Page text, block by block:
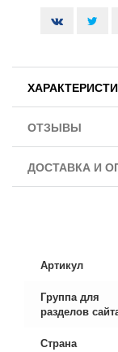
ОТЗЫВЫ
ДОСТАВКА И
Артикул
Группа для
разделов
Страна